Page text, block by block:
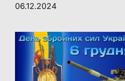
06.12.2024